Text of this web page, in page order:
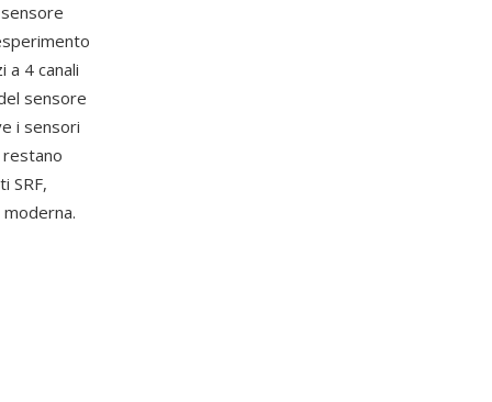
a 4 canali
sensore
i sensori
SRF,